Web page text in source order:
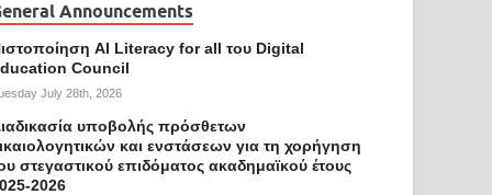
Announcements
AI Literacy for all του Digital
Council
July 28th, 2026
υποβολής πρόσθετων
και ενστάσεων για τη χορήγηση
στεγαστικού επιδόματος ακαδημαϊκού έτους
2026